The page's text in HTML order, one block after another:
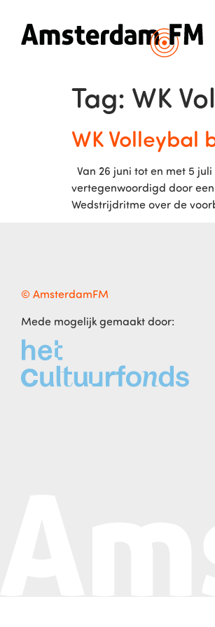
Tag: WK
WK Volleybal
Van 26 juni tot en met 5
vertegenwoordigd door
Wedstrijdritme over de
© AmsterdamFM
Mede mogelijk gemaakt door: